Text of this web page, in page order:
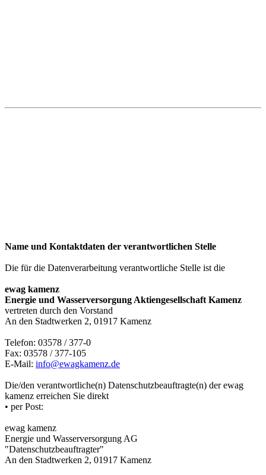
Name und Kontaktdaten der verantwortlichen Stelle
Die für die Datenverarbeitung verantwortliche Stelle ist die
ewag kamenz
Energie und Wasserversorgung Aktiengesellschaft Kamenz
vertreten durch den Vorstand
An den Stadtwerken 2, 01917 Kamenz
Telefon: 03578 / 377-0
Fax: 03578 / 377-105
E-Mail: info@ewagkamenz.de
Die/den verantwortliche(n) Datenschutzbeauftragte(n) der ewag
kamenz erreichen Sie direkt
• per Post:
ewag kamenz
Energie und Wasserversorgung AG
"Datenschutzbeauftragter"
An den Stadtwerken 2, 01917 Kamenz